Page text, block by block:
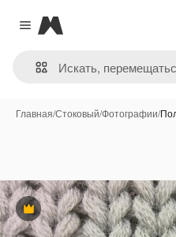
Close menu
Magnific
Главная/Стоковый/Фотографии/
Премиум